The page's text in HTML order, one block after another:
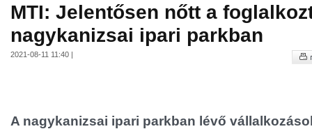
MTI: Jelentősen nőtt a
nagykanizsai ipari parkban
2021-08-11 11:40 |
A nagykanizsai ipari parkban lévő